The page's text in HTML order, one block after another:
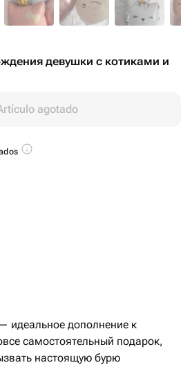
девушки с котиками и
agotado
дополнение к
самостоятельный подарок,
настоящую бурю